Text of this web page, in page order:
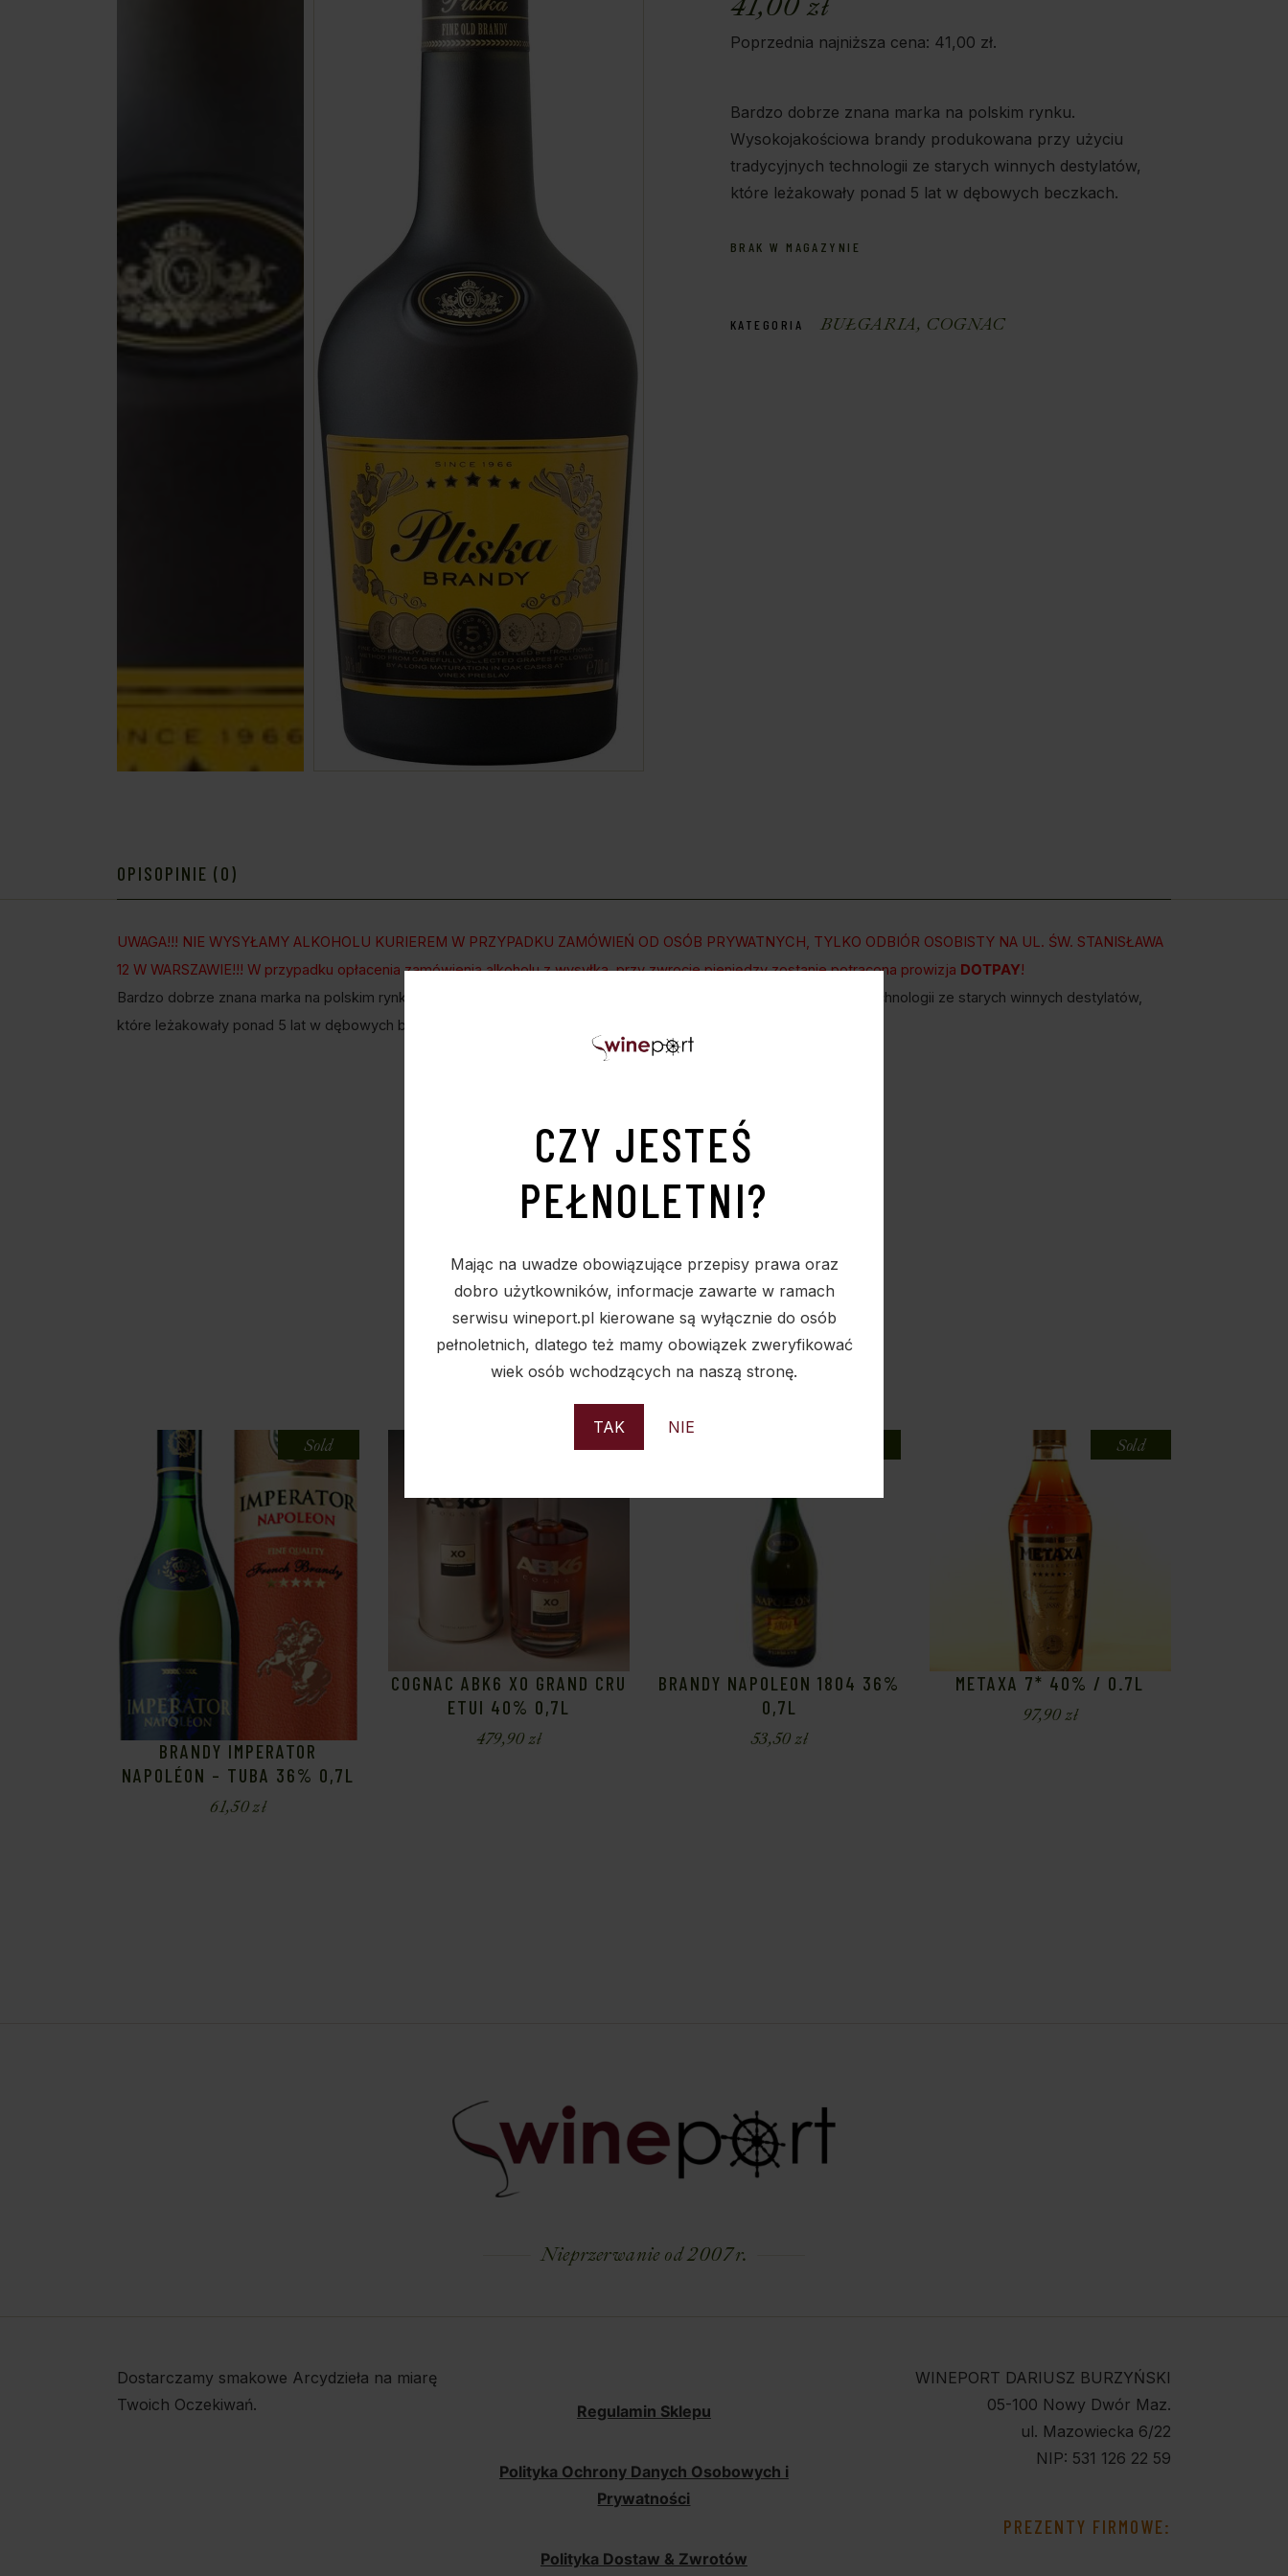
CZY JESTEŚ
PEŁNOLETNI?
Mając na uwadze obowiązujące przepisy prawa oraz
dobro użytkowników, informacje zawarte w ramach
serwisu wineport.pl kierowane są wyłącznie do osób
pełnoletnich, dlatego też mamy obowiązek zweryfikować
wiek osób wchodzących na naszą stronę.
TAK NIE
Poprzednia najniższa cena: 41,00 zł.
Bardzo dobrze znana marka na polskim rynku.
Wysokojakościowa brandy produkowana przy użyciu
tradycyjnych technologii ze starych winnych destylatów,
które leżakowały ponad 5 lat w dębowych beczkach.
BRAK W MAGAZYNIE
KATEGORIA BUŁGARIA, COGNAC
OPISOPINIE (0)
UWAGA!!! NIE WYSYŁAMY ALKOHOLU KURIEREM W PRZYPADKU ZAMÓWIEŃ OD OSÓB PRYWATNYCH, TYLKO ODBIÓR OSOBISTY NA UL. ŚW. STANISŁAWA
12 W WARSZAWIE!!! W przypadku opłacenia zamówienia alkoholu z wysyłką, przy zwrocie pieniędzy zostanie potrącona prowizja DOTPAY!
Bardzo dobrze znana marka na polskim rynku. Wysokojakościowa brandy produkowana przy użyciu tradycyjnych technologii ze starych winnych destylatów,
które leżakowały ponad 5 lat w dębowych beczkach.
PODOBNE PRODUKTY
Sold
BRANDY IMPERATOR
NAPOLÉON – TUBA 36% 0,7L
61,50zł
Sold
COGNAC ABK6 XO GRAND CRU
ETUI 40% 0,7L
479,90zł
BRANDY NAPOLEON 1804 36%
0,7L
53,50zł
Sold
METAXA 7* 40% / 0.7L
97,90zł
Nieprzerwanie od 2007 r.
Dostarczamy smakowe Arcydzieła na miarę
Twoich Oczekiwań.
Regulamin Sklepu
Polityka Ochrony Danych Osobowych i
Prywatności
Polityka Dostaw & Zwrotów
WINEPORT DARIUSZ BURZYŃSKI
05-100 Nowy Dwór Maz.
ul. Mazowiecka 6/22
NIP: 531 126 22 59
PREZENTY FIRMOWE: